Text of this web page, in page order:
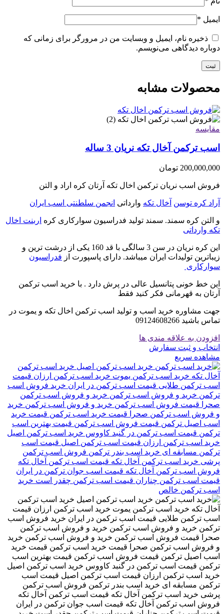
ایمیل *
ذخیره نام، ایمیل و وبسایت من در مرورگر برای زمانی که
دوباره دیدگاهی می‌نویسم.
محصولات مشابه
مقایسه
اسب ترکمن آخال تکه نریان 3 ساله
200,000,000 تومان
فروش اسب نریان ترکمن اخال تکه آرتان کره اراد و التن
آراد کره توسن آخال تکه وارداتی انجمن سلطنتی اسب ایران
و التن کره سمند. سمند تولید فدراسیون سوارکاری کره اربنت اخال
تکه وارداتی
این کره نریان در سن 3 سالگی با قد 160 یکی از درشت ترین و
زیباترین تولیدات ایران میباشد. دارای پاسپورت از فدراسیون
سوارکاری
این خط خونی پتانسیل عالی در پرش دارد . با خرید اسب ترکمن
آرتان به قهرمانی فکر کنید فقط
جهت مشاوره خرید اسب و تولید اسب ترکمن اخال تکه و یموت در
تماس باشید 09124608266
افزودن به علاقه مندی ها
انتخاب و ثبت سفارش
مشاهده سریع